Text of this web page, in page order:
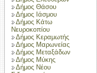
Δήμος Θάσου
Δήμος Ιάσμου
Δήμος Κάτω
Νευροκοπίου
Δήμος Κεραμωτής
Δήμος Μαρωνείας
Δήμος Μεταξάδων
Δήμος Μύκης
Δήμος Νέου